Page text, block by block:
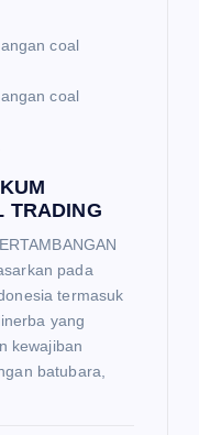
coal
coal
TRADING
pada
termasuk
yang
kewajiban
batubara,